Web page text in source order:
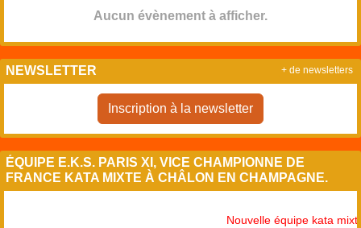
Aucun évènement à afficher.
NEWSLETTER
Inscription à la newsletter
+ de newsletters
ÉQUIPE E.K.S. PARIS XI, VICE CHAMPIONNE DE
FRANCE KATA MIXTE À CHÂLON EN CHAMPAGNE.
Nouvelle équipe kata